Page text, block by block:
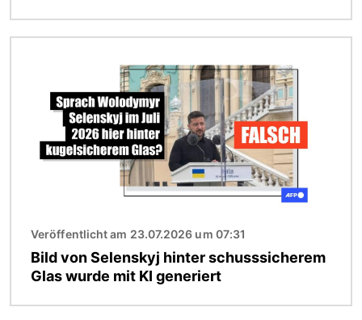
Veröffentlicht am 23.07.2026 um 07:31
Bild von Selenskyj hinter schusssicherem
Glas wurde mit KI generiert